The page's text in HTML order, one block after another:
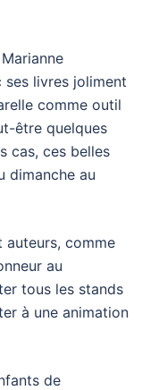
ses livres joliment
comme outil
être quelques
cas, ces belles
dimanche au
auteurs, comme
au
tous les stands
à une animation
de